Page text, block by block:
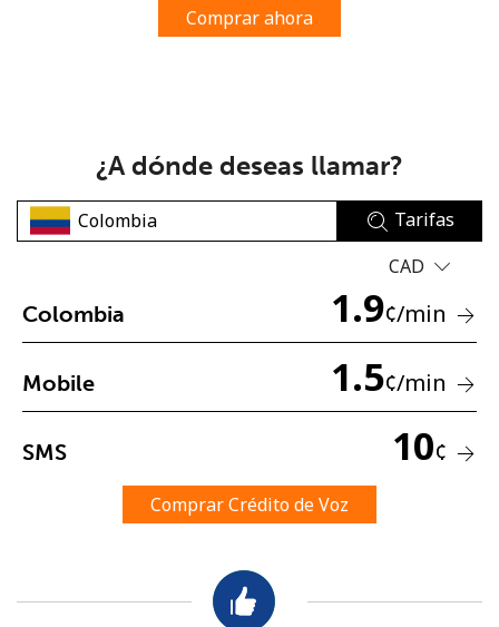
o
No se ha creado una contraseña
Mínimo 8 caracteres
Un número
Un caracter especial
Mantente en contacto para recibir nuestras mejores
ofertas.
Comprar ahora
¿A dónde deseas llamar?
Tarifas
CAD
Colombia 1.9¢/min
Mobile 1.5¢/min
SMS 10¢
Comprar Crédito de Voz